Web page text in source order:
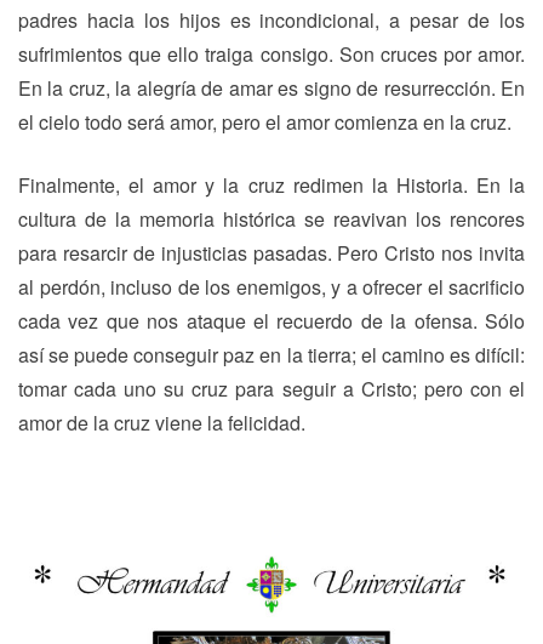
padres hacia los hijos es incondicional, a pesar de los
sufrimientos que ello traiga consigo. Son cruces por amor.
En la cruz, la alegría de amar es signo de resurrección. En
el cielo todo será amor, pero el amor comienza en la cruz.
Finalmente, el amor y la cruz redimen la Historia. En la
cultura de la memoria histórica se reavivan los rencores
para resarcir de injusticias pasadas. Pero Cristo nos invita
al perdón, incluso de los enemigos, y a ofrecer el sacrificio
cada vez que nos ataque el recuerdo de la ofensa. Sólo
así se puede conseguir paz en la tierra; el camino es difícil:
tomar cada uno su cruz para seguir a Cristo; pero con el
amor de la cruz viene la felicidad.
de
entradas